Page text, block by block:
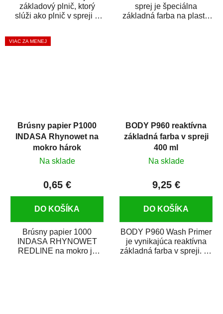
základový plnič, ktorý
slúži ako plnič v spreji a
zároveň. HB BODY...
sprej je špeciálna
základná farba na plasty,
VIAC ZA MENEJ
Brúsny papier P1000
INDASA Rhynowet na
mokro hárok
Na sklade
0,65 €
DO KOŠÍKA
Brúsny papier 1000
INDASA RHYNOWET
REDLINE na mokro je
BODY P960 reaktívna
základná farba v spreji
400 ml
Na sklade
9,25 €
DO KOŠÍKA
BODY P960 Wash Primer
je vynikajúca reaktívna
základná farba v spreji. Je